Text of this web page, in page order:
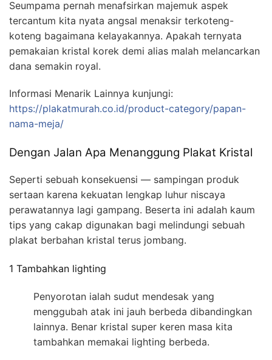
Seumpama pernah menafsirkan majemuk aspek
tercantum kita nyata angsal menaksir terkoteng-
koteng bagaimana kelayakannya. Apakah ternyata
pemakaian kristal korek demi alias malah melancarkan
dana semakin royal.
Informasi Menarik Lainnya kunjungi:
https://plakatmurah.co.id/product-category/papan-
nama-meja/
Dengan Jalan Apa Menanggung Plakat Kristal
Seperti sebuah konsekuensi — sampingan produk
sertaan karena kekuatan lengkap luhur niscaya
perawatannya lagi gampang. Beserta ini adalah kaum
tips yang cakap digunakan bagi melindungi sebuah
plakat berbahan kristal terus jombang.
1 Tambahkan lighting
Penyorotan ialah sudut mendesak yang
menggubah atak ini jauh berbeda dibandingkan
lainnya. Benar kristal super keren masa kita
tambahkan memakai lighting berbeda.